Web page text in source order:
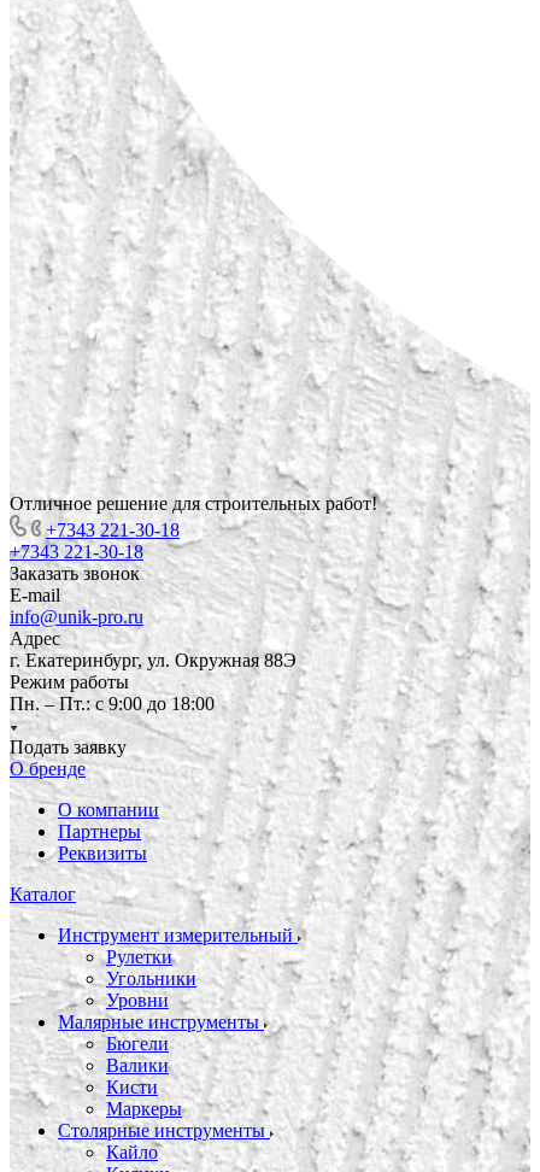
Отличное решение для строительных работ!
+7343 221-30-18
+7343 221-30-18
Заказать звонок
E-mail
info@unik-pro.ru
Адрес
г. Екатеринбург, ул. Окружная 88Э
Режим работы
Пн. – Пт.: с 9:00 до 18:00
Подать заявку
О бренде
О компании
Партнеры
Реквизиты
Каталог
Инструмент измерительный
Рулетки
Угольники
Уровни
Малярные инструменты
Бюгели
Валики
Кисти
Маркеры
Столярные инструменты
Кайло